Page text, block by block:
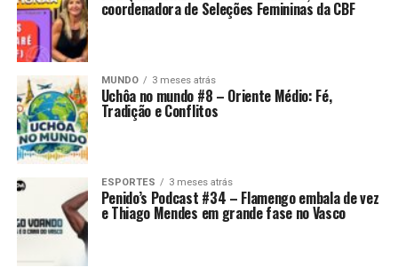
coordenadora de Seleções Femininas da CBF
MUNDO 3 meses atrás
Uchôa no mundo #8 – Oriente Médio: Fé,
Tradição e Conflitos
ESPORTES 3 meses atrás
Penido’s Podcast #34 – Flamengo embala de vez
e Thiago Mendes em grande fase no Vasco